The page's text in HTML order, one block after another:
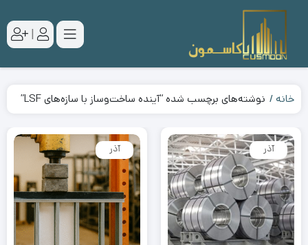
|
خانه نوشته‌های برچسب شده “آینده ساخت‌وساز با سازه‌های LSF”
آذر آذر